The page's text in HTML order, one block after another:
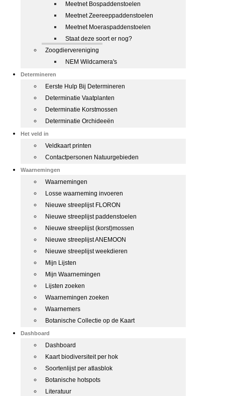
Meetnet Bospaddenstoelen
Meetnet Zeereeppaddenstoelen
Meetnet Moeraspaddenstoelen
Staat deze soort er nog?
Zoogdiervereniging
NEM Wildcamera's
Determineren
Eerste Hulp Bij Determineren
Determinatie Vaatplanten
Determinatie Korstmossen
Determinatie Orchideeën
Het veld in
Veldkaart printen
Contactpersonen Natuurgebieden
Waarnemingen
Waarnemingen
Losse waarneming invoeren
Nieuwe streeplijst FLORON
Nieuwe streeplijst paddenstoelen
Nieuwe streeplijst (korst)mossen
Nieuwe streeplijst ANEMOON
Nieuwe streeplijst weekdieren
Mijn Lijsten
Mijn Waarnemingen
Lijsten zoeken
Waarnemingen zoeken
Waarnemers
Botanische Collectie op de Kaart
Dashboard
Dashboard
Kaart biodiversiteit per hok
Soortenlijst per atlasblok
Botanische hotspots
Literatuur